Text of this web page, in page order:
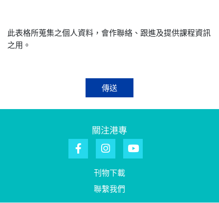
此表格所蒐集之個人資料，會作聯絡、跟進及提供課程資訊
之用。
傳送
關注港專
刊物下載
聯繫我們